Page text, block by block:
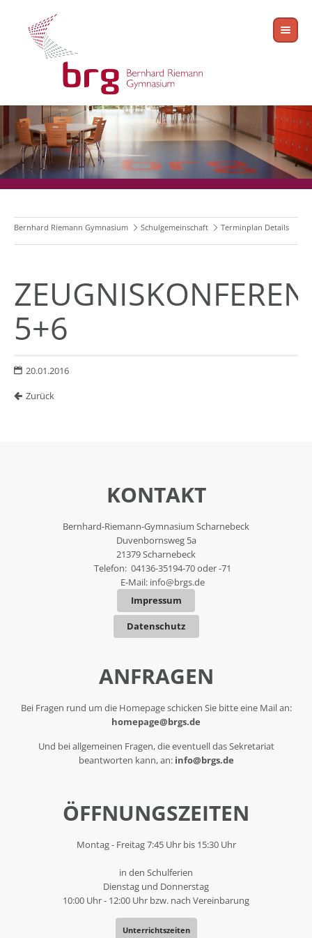
Bernhard Riemann Gymnasium Schulgemeinschaft Terminplan Details
5+6
20.01.2016
Zurück
KONTAKT
Bernhard-Riemann-Gymnasium Scharnebeck
Duvenbornsweg 5a
21379 Scharnebeck
Telefon: 04136-35194-70 oder -71
E-Mail: info@brgs.de
Impressum
Datenschutz
ANFRAGEN
Bei Fragen rund um die Homepage schicken Sie bitte eine Mail an:
homepage@brgs.de
Und bei allgemeinen Fragen, die eventuell das Sekretariat
beantworten kann, an: info@brgs.de
ÖFFNUNGSZEITEN
Montag - Freitag 7:45 Uhr bis 15:30 Uhr
in den Schulferien
Dienstag und Donnerstag
10:00 Uhr - 12:00 Uhr bzw. nach Vereinbarung
Unterrichtszeiten